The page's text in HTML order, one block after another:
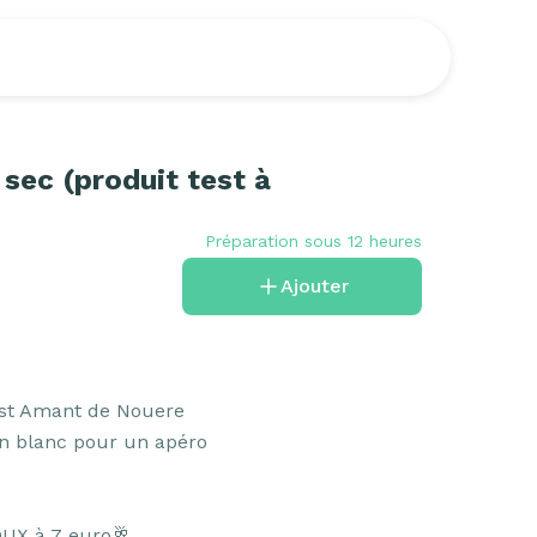
sec (produit test à
Préparation sous 12 heures
Ajouter
Amant de Nouere
blanc pour un apéro